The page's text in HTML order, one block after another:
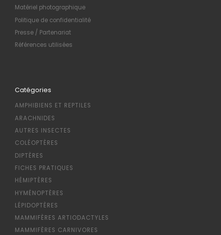
Matériel photographique
Politique de confidentialité
Presse / Partenariat
Références utilisées
Catégories
AMPHIBIENS ET REPTILES
ARACHNIDES
AUTRES INSECTES
COLÉOPTÈRES
DIPTÈRES
FICHES PRATIQUES
HÉMIPTÈRES
HYMÉNOPTÈRES
LÉPIDOPTÈRES
MAMMIFÈRES ARTIODACTYLES
MAMMIFÈRES CARNIVORES